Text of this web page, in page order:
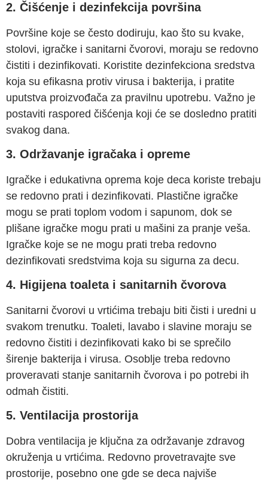
2. Čišćenje i dezinfekcija površina
Površine koje se često dodiruju, kao što su kvake,
stolovi, igračke i sanitarni čvorovi, moraju se redovno
čistiti i dezinfikovati. Koristite dezinfekciona sredstva
koja su efikasna protiv virusa i bakterija, i pratite
uputstva proizvođača za pravilnu upotrebu. Važno je
postaviti raspored čišćenja koji će se dosledno pratiti
svakog dana.
3. Održavanje igračaka i opreme
Igračke i edukativna oprema koje deca koriste trebaju
se redovno prati i dezinfikovati. Plastične igračke
mogu se prati toplom vodom i sapunom, dok se
plišane igračke mogu prati u mašini za pranje veša.
Igračke koje se ne mogu prati treba redovno
dezinfikovati sredstvima koja su sigurna za decu.
4. Higijena toaleta i sanitarnih čvorova
Sanitarni čvorovi u vrtićima trebaju biti čisti i uredni u
svakom trenutku. Toaleti, lavabo i slavine moraju se
redovno čistiti i dezinfikovati kako bi se sprečilo
širenje bakterija i virusa. Osoblje treba redovno
proveravati stanje sanitarnih čvorova i po potrebi ih
odmah čistiti.
5. Ventilacija prostorija
Dobra ventilacija je ključna za održavanje zdravog
okruženja u vrtićima. Redovno provetravajte sve
prostorije, posebno one gde se deca najviše